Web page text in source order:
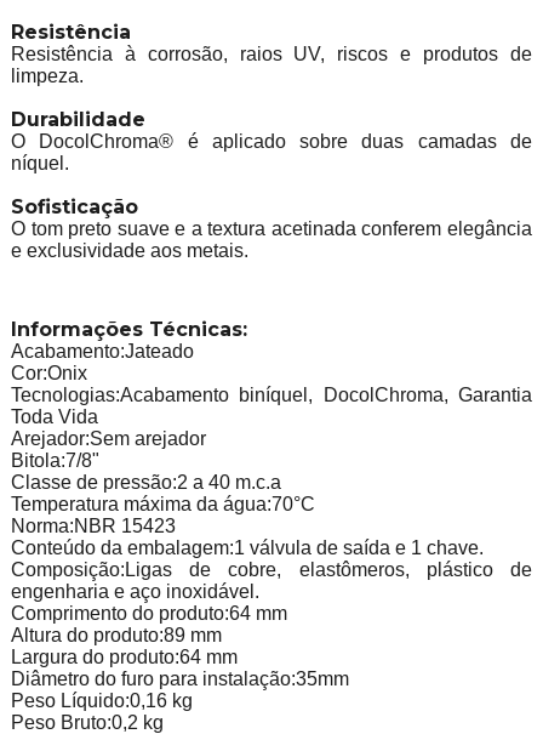
Resistência
Resistência à corrosão, raios UV, riscos e produtos de
limpeza.
Durabilidade
O DocolChroma® é aplicado sobre duas camadas de
níquel.
Sofisticação
O tom preto suave e a textura acetinada conferem elegância
e exclusividade aos metais.
Informações Técnicas:
Acabamento:Jateado
Cor:Onix
Tecnologias:Acabamento biníquel, DocolChroma, Garantia
Toda Vida
Arejador:Sem arejador
Bitola:7/8"
Classe de pressão:2 a 40 m.c.a
Temperatura máxima da água:70°C
Norma:NBR 15423
Conteúdo da embalagem:1 válvula de saída e 1 chave.
Composição:Ligas de cobre, elastômeros, plástico de
engenharia e aço inoxidável.
Comprimento do produto:64 mm
Altura do produto:89 mm
Largura do produto:64 mm
Diâmetro do furo para instalação:35mm
Peso Líquido:0,16 kg
Peso Bruto:0,2 kg